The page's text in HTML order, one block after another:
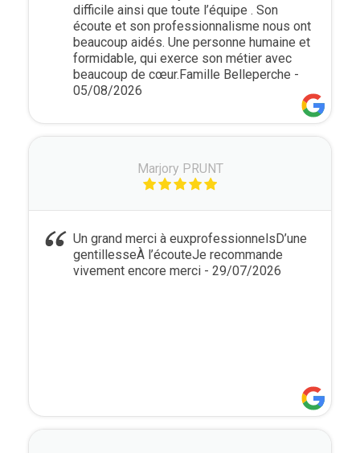
difficile ainsi que toute l’équipe . Son
écoute et son professionnalisme nous ont
beaucoup aidés. Une personne humaine et
formidable, qui exerce son métier avec
beaucoup de cœur.Famille Belleperche -
05/08/2026
Marjory PRUNT
Un grand merci à euxprofessionnelsD’une
gentillesseÀ l’écouteJe recommande
vivement encore merci - 29/07/2026